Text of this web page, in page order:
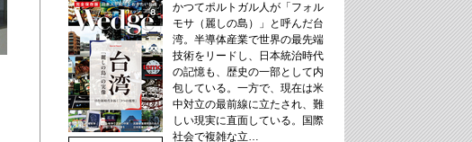
かつてポルトガル人が「フォル
モサ（麗しの島）」と呼んだ台
湾。半導体産業で世界の最先端
技術をリードし、日本統治時代
の記憶も、歴史の一部として内
包している。一方で、現在は米
中対立の最前線に立たされ、難
しい現実に直面している。国際
社会で複雑な立…